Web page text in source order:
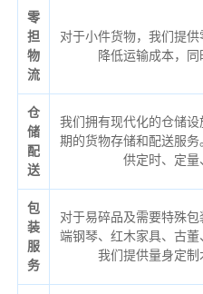
零
担
物
流
对于小件货物，我们提供
降低运输成本，同
仓
储
配
送
我们拥有现代化的仓储
期的货物存储和配送服
供定时、定量
包
装
服
务
对于易碎品及需要特殊
端钢琴、红木家具、古董
我们提供量身定制